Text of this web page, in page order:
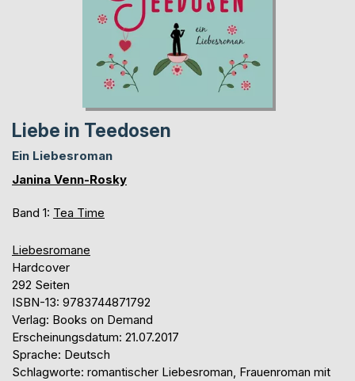
Liebe in Teedosen
Ein Liebesroman
Janina Venn-Rosky
Band 1: Tea Time
Liebesromane
Hardcover
292 Seiten
ISBN-13: 9783744871792
Verlag: Books on Demand
Erscheinungsdatum: 21.07.2017
Sprache: Deutsch
Schlagworte: romantischer Liebesroman, Frauenroman mit